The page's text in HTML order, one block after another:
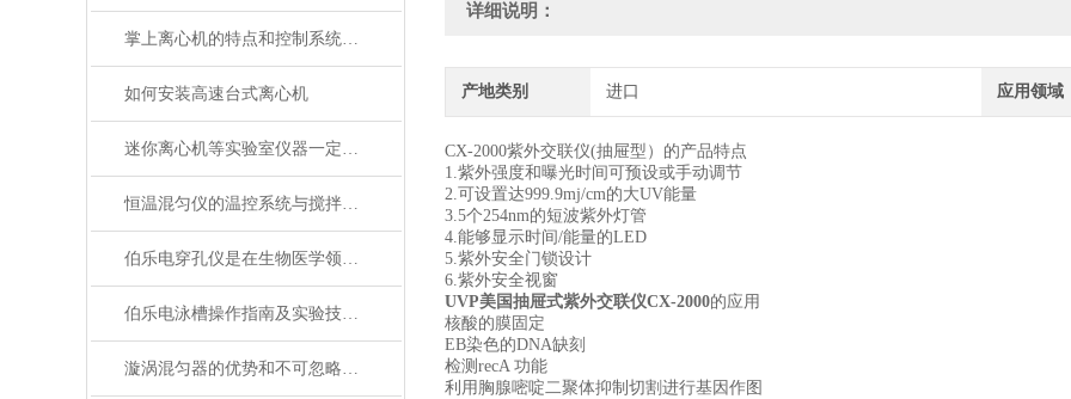
掌上离心机的特点和控制系统介绍
如何安装高速台式离心机
迷你离心机等实验室仪器一定要注意维护保养
恒温混匀仪的温控系统与搅拌功能优化
伯乐电穿孔仪是在生物医学领域中广泛使用的设备
伯乐电泳槽操作指南及实验技巧分享
漩涡混匀器的优势和不可忽略的注意事项
详细说明：
产地类别 进口 应用领域
CX-2000紫外交联仪(抽屉型）的产品特点
1.紫外强度和曝光时间可预设或手动调节
2.可设置达999.9mj/cm的大UV能量
3.5个254nm的短波紫外灯管
4.能够显示时间/能量的LED
5.紫外安全门锁设计
6.紫外安全视窗
UVP美国抽屉式紫外交联仪CX-2000的应用
核酸的膜固定
EB染色的DNA缺刻
检测recA 功能
利用胸腺嘧啶二聚体抑制切割进行基因作图